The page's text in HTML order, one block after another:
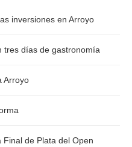
inversiones en Arroyo
tres días de gastronomía
Arroyo
de Plata del Open